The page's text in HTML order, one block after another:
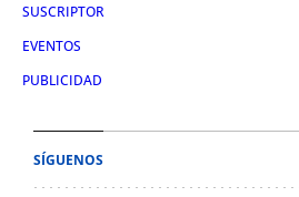
SUSCRIPTOR
EVENTOS
PUBLICIDAD
SÍGUENOS